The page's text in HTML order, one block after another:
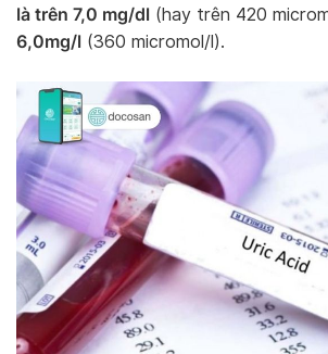
là trên 7,0 mg/dl (hay trên 420
6,0mg/l (360 micromol/l).